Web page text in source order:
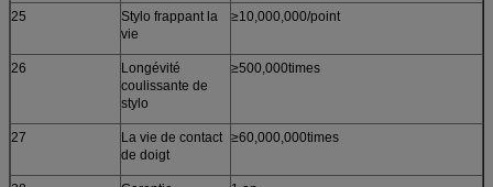
25
Stylo frappant la
vie
≥10,000,000/point
26
Longévité
coulissante de
stylo
≥500,000times
27
La vie de contact
de doigt
≥60,000,000times